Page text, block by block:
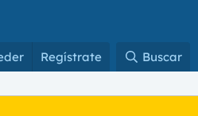
Regístrate Buscar